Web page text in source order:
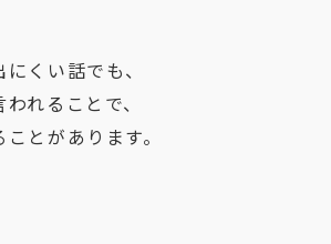
くい話でも、
れることで、
とがあります。